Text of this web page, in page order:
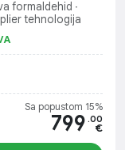
formaldehid ∙
tehnologija
Sa popustom 15%
799 .00
€